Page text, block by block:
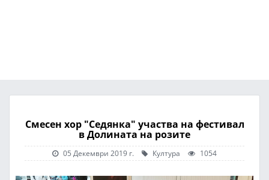
Смесен хор "Седянка" участва на фестивал
в Долината на розите
05 Декември 2019 г. Култура 1054